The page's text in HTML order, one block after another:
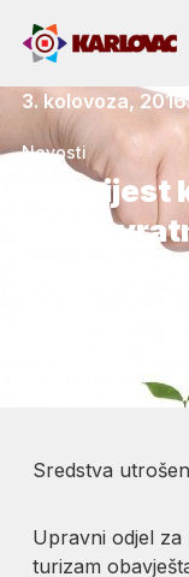
3. kolovoza,
Novosti
Obavijest
subjekte
2016.
Sredstva
Upravni odjel
turizam